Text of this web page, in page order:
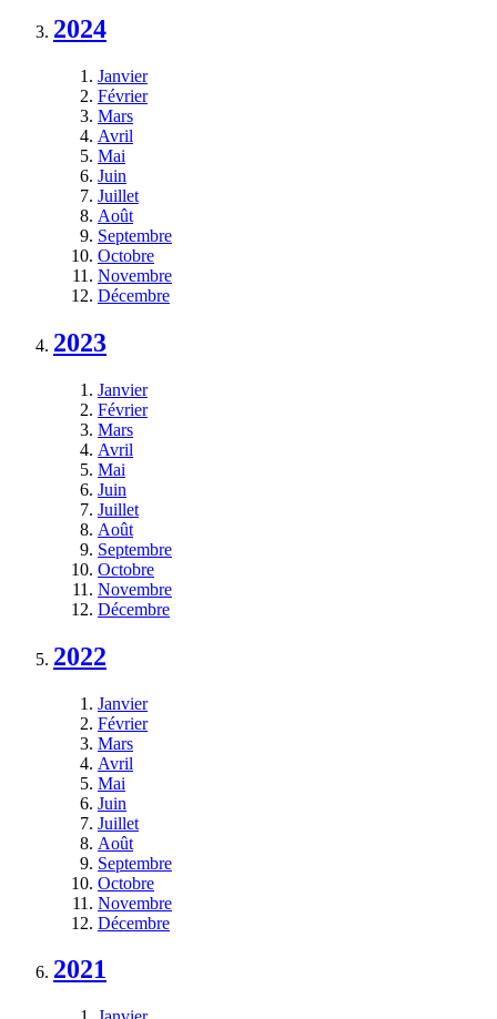
2024
Janvier
Février
Mars
Avril
Mai
Juin
Juillet
Août
Septembre
Octobre
Novembre
Décembre
2023
Janvier
Février
Mars
Avril
Mai
Juin
Juillet
Août
Septembre
Octobre
Novembre
Décembre
2022
Janvier
Février
Mars
Avril
Mai
Juin
Juillet
Août
Septembre
Octobre
Novembre
Décembre
2021